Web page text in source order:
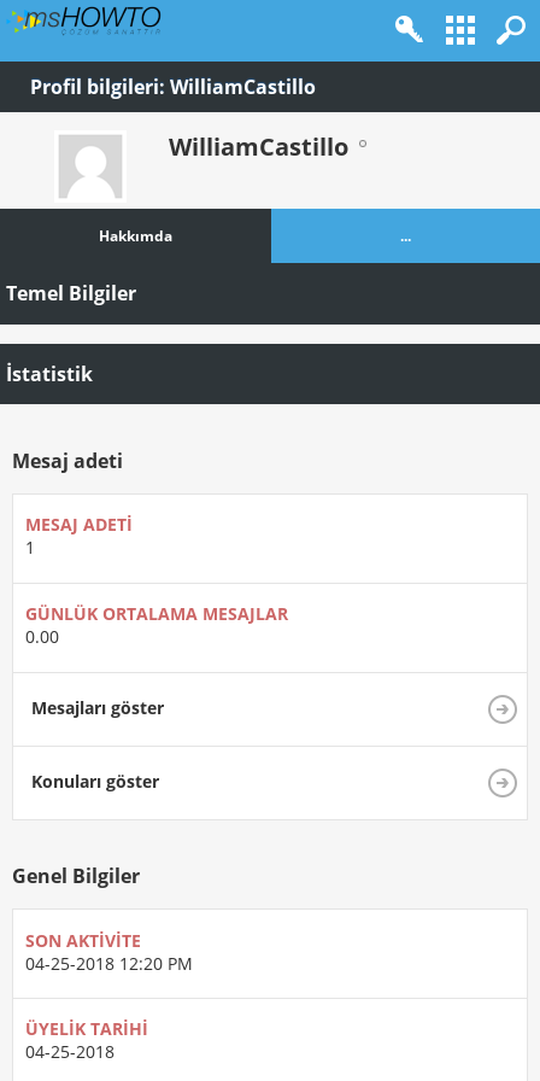
Profil bilgileri: WilliamCastillo
WilliamCastillo
Hakkımda ...
Temel Bilgiler
İstatistik
Mesaj adeti
MESAJ ADETI
1
GÜNLÜK ORTALAMA MESAJLAR
0.00
Mesajları göster
Konuları göster
Genel Bilgiler
SON AKTIVITE
04-25-2018 12:20 PM
ÜYELIK TARIHI
04-25-2018